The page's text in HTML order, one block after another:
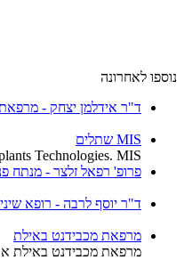
נוספו לאחרונה
ד"ר אידלמן יצחק -
MIS שתלים
Technologies. MIS
פרופ' רפאל זלצר - מנתח
ד"ר יוסף לרבה - רופא
מרפאת מכבידנט באילת
מרפאת מכבידנט באילת א‘-